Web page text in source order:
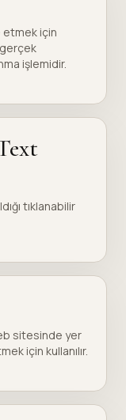
etmek için
işlemidir.
tıklanabilir
sitesinde yer
için kullanılır.